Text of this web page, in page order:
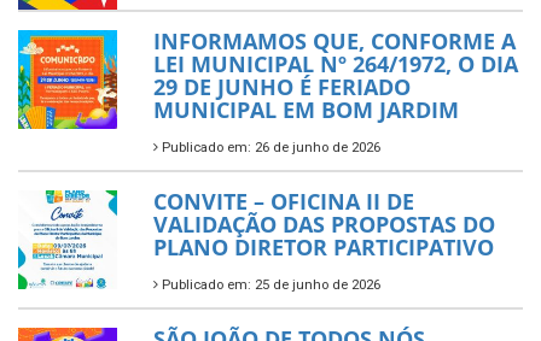
INFORMAMOS QUE, CONFORME A
LEI MUNICIPAL Nº 264/1972, O DIA
29 DE JUNHO É FERIADO
MUNICIPAL EM BOM JARDIM
Publicado em: 26 de junho de 2026
CONVITE – OFICINA II DE
VALIDAÇÃO DAS PROPOSTAS DO
PLANO DIRETOR PARTICIPATIVO
Publicado em: 25 de junho de 2026